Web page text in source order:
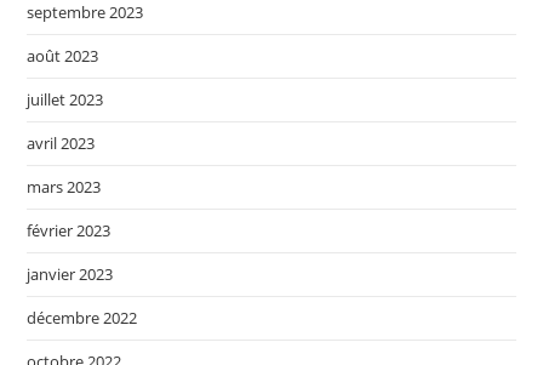
septembre 2023
août 2023
juillet 2023
avril 2023
mars 2023
février 2023
janvier 2023
décembre 2022